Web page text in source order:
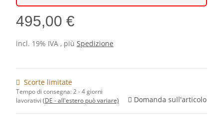
495,00 €
incl. 19% IVA , più Spedizione
Scorte limitate
Tempo di consegna:2 - 4 giorni
lavorativi (DE - all'estero può variare) Domanda sull'articolo